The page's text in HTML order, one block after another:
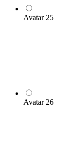
Avatar 25
Avatar 26